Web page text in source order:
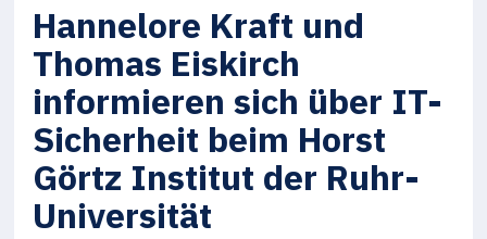
Hannelore Kraft und
Thomas Eiskirch
informieren sich über IT-
Sicherheit beim Horst
Görtz Institut der Ruhr-
Universität